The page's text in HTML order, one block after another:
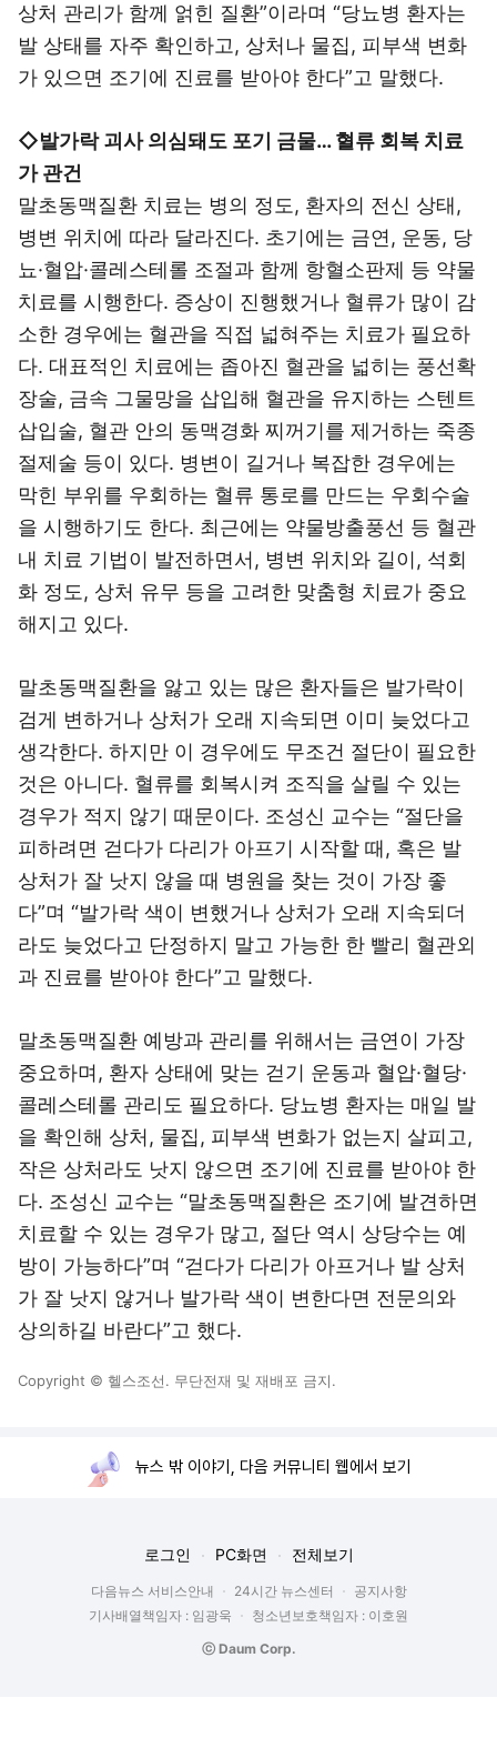
상처 관리가 함께 얽힌 질환”이라며 “당뇨병 환자는
발 상태를 자주 확인하고, 상처나 물집, 피부색 변화
가 있으면 조기에 진료를 받아야 한다”고 말했다.
◇발가락 괴사 의심돼도 포기 금물… 혈류 회복 치료
가 관건
말초동맥질환 치료는 병의 정도, 환자의 전신 상태,
병변 위치에 따라 달라진다. 초기에는 금연, 운동, 당
뇨·혈압·콜레스테롤 조절과 함께 항혈소판제 등 약물
치료를 시행한다. 증상이 진행했거나 혈류가 많이 감
소한 경우에는 혈관을 직접 넓혀주는 치료가 필요하
다. 대표적인 치료에는 좁아진 혈관을 넓히는 풍선확
장술, 금속 그물망을 삽입해 혈관을 유지하는 스텐트
삽입술, 혈관 안의 동맥경화 찌꺼기를 제거하는 죽종
절제술 등이 있다. 병변이 길거나 복잡한 경우에는
막힌 부위를 우회하는 혈류 통로를 만드는 우회수술
을 시행하기도 한다. 최근에는 약물방출풍선 등 혈관
내 치료 기법이 발전하면서, 병변 위치와 길이, 석회
화 정도, 상처 유무 등을 고려한 맞춤형 치료가 중요
해지고 있다.
말초동맥질환을 앓고 있는 많은 환자들은 발가락이
검게 변하거나 상처가 오래 지속되면 이미 늦었다고
생각한다. 하지만 이 경우에도 무조건 절단이 필요한
것은 아니다. 혈류를 회복시켜 조직을 살릴 수 있는
경우가 적지 않기 때문이다. 조성신 교수는 “절단을
피하려면 걷다가 다리가 아프기 시작할 때, 혹은 발
상처가 잘 낫지 않을 때 병원을 찾는 것이 가장 좋
다”며 “발가락 색이 변했거나 상처가 오래 지속되더
라도 늦었다고 단정하지 말고 가능한 한 빨리 혈관외
과 진료를 받아야 한다”고 말했다.
말초동맥질환 예방과 관리를 위해서는 금연이 가장
중요하며, 환자 상태에 맞는 걷기 운동과 혈압·혈당·
콜레스테롤 관리도 필요하다. 당뇨병 환자는 매일 발
을 확인해 상처, 물집, 피부색 변화가 없는지 살피고,
작은 상처라도 낫지 않으면 조기에 진료를 받아야 한
다. 조성신 교수는 “말초동맥질환은 조기에 발견하면
치료할 수 있는 경우가 많고, 절단 역시 상당수는 예
방이 가능하다”며 “걷다가 다리가 아프거나 발 상처
가 잘 낫지 않거나 발가락 색이 변한다면 전문의와
상의하길 바란다”고 했다.
Copyright © 헬스조선. 무단전재 및 재배포 금지.
뉴스 밖 이야기, 다음 커뮤니티 웹에서 보기
로그인 PC화면 전체보기
다음뉴스 서비스안내 24시간 뉴스센터
공지사항
기사배열책임자 : 임광욱
청소년보호책임자 : 이호원
ⓒ Daum Corp.